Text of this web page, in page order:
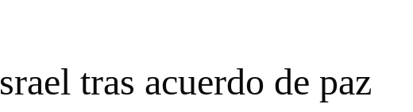
tras acuerdo de paz